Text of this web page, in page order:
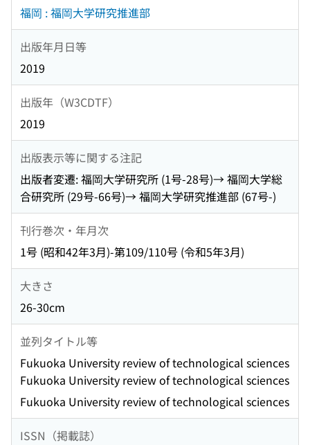
福岡 : 福岡大学研究推進部
出版年月日等
2019
出版年（W3CDTF）
2019
出版表示等に関する注記
出版者変遷: 福岡大学研究所 (1号-28号)→ 福岡大学総
合研究所 (29号-66号)→ 福岡大学研究推進部 (67号-)
刊行巻次・年月次
1号 (昭和42年3月)-第109/110号 (令和5年3月)
大きさ
26-30cm
並列タイトル等
Fukuoka University review of technological sciences
Fukuoka University review of technological sciences
Fukuoka University review of technological sciences
ISSN（掲載誌）